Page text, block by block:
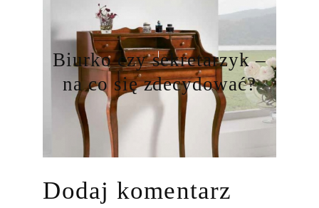
Biurko czy sekretarzyk –
na co się zdecydować?
Dodaj komentarz